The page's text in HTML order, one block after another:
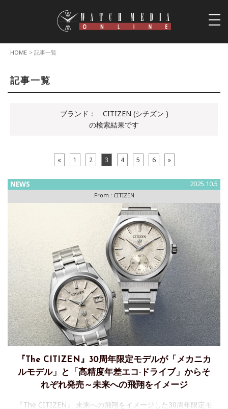
HOME > 記事一覧
記事一覧
ブランド：
CITIZEN (シチズン )
の検索結果です
« 1 2 3 4 5 6 »
NEWS 2025.10.5
From : CITIZEN
『The CITIZEN』30周年限定モデルが「メカニカ
ルモデル」と「高精度年差エコ·ドライブ」からそ
れぞれ発売～未来への飛翔をイメージ
『The CITIZEN』 未来への飛翔をイメージした30周年限定モ